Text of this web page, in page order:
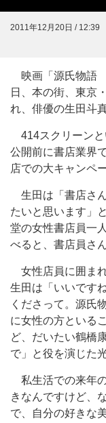
2011年12月20日 / 12:39
映画「源氏物語
日、本の街、東京
れ、俳優の生田斗
414スクリーンと
公開前に書店業界
店での大キャンペ
生田は「書店さ
たいと思います」
堂の女性書店員一
べると、書店員さ
女性店員に囲ま
生田は「いいです
くださって。源氏
に女性の方といる
ど、だいたい鶴橋
で」と役を演じた
私生活での来年
きなんですけど、
で、自分の好きな